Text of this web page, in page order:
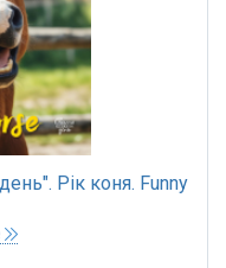
Рік коня. Funny